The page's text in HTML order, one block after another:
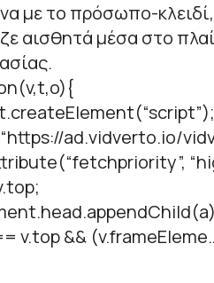
με το πρόσωπο-
αισθητά μέσα στο
ad.vidverto.io/
v.top &&